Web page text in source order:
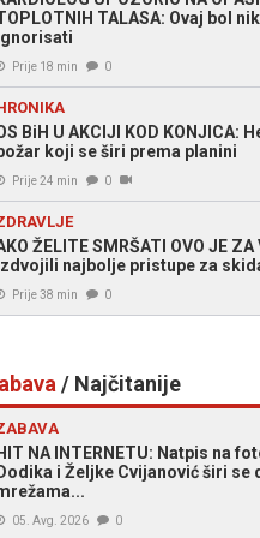
TALASA: Ovaj bol
Prije 18 min 0
BiH U AKCIJI KOD KONJICA:
koji se širi prema planini
Prije 24 min 0
ŽELITE SMRŠATI OVO JE
najbolje pristupe za
Prije 38 min 0
/ Najčitanije
NA INTERNETU: Natpis na
i Željke Cvijanović širi se
05. Avg. 2026 0